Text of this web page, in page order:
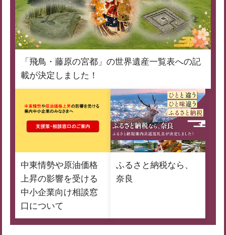
「飛鳥・藤原の宮都」の世界遺産一覧表への記
載が決定しました！
中東情勢や原油価格
上昇の影響を受ける
中小企業向け相談窓
口について
ふるさと納税なら、
奈良